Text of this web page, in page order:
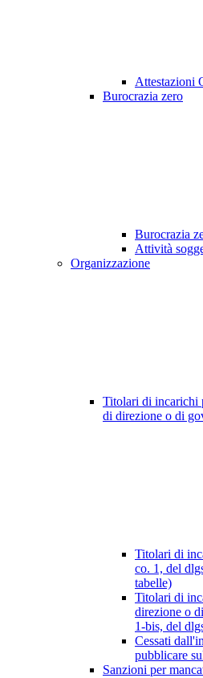
Attestazioni
Burocrazia zero
Burocrazia
Attività
Organizzazione
Titolari di incarichi
di direzione o di
Titolari di
co. 1, del
tabelle)
Titolari di
direzione o
1-bis, del
Cessati
pubblicare
Sanzioni per